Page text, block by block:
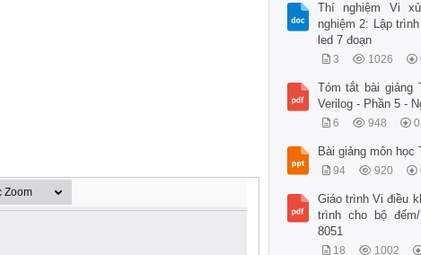
Thí nghiệm Vi
nghiệm 2: Lập
led 7 đoạn
3 1026
Tóm tắt bài giảng
Verilog - Phần 5 -
6 948 0
Bài giảng môn
94 920
Giáo trình Vi điều
trình cho bộ
8051
18 1002